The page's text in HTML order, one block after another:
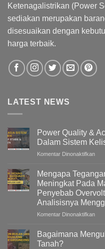
Ketenagalistrikan (Power
sediakan merupakan
disesuaikan dengan
harga terbaik.
LATEST NEWS
Power Quality &
Dalam Sistem
Komentar Dinonaktifkanpada
&
Mengapa
Meningkat Pada
Penyebab
Analisisnya
Komentar Dinonaktifkanpada
Bagaimana
Tanah?